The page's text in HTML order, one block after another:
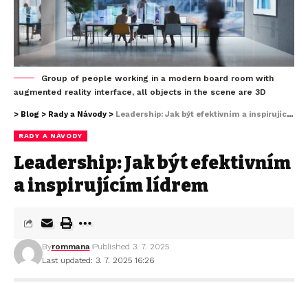
Group of people working in a modern board room with
augmented reality interface, all objects in the scene are 3D
> Blog > Rady a Návody > Leadership: Jak být efektivním a inspirujícím lídrem
RADY A NÁVODY
Leadership: Jak být efektivním
a inspirujícím lídrem
Last updated: 3. 7. 2025 16:26
Byrommana Published 3. 7. 2025